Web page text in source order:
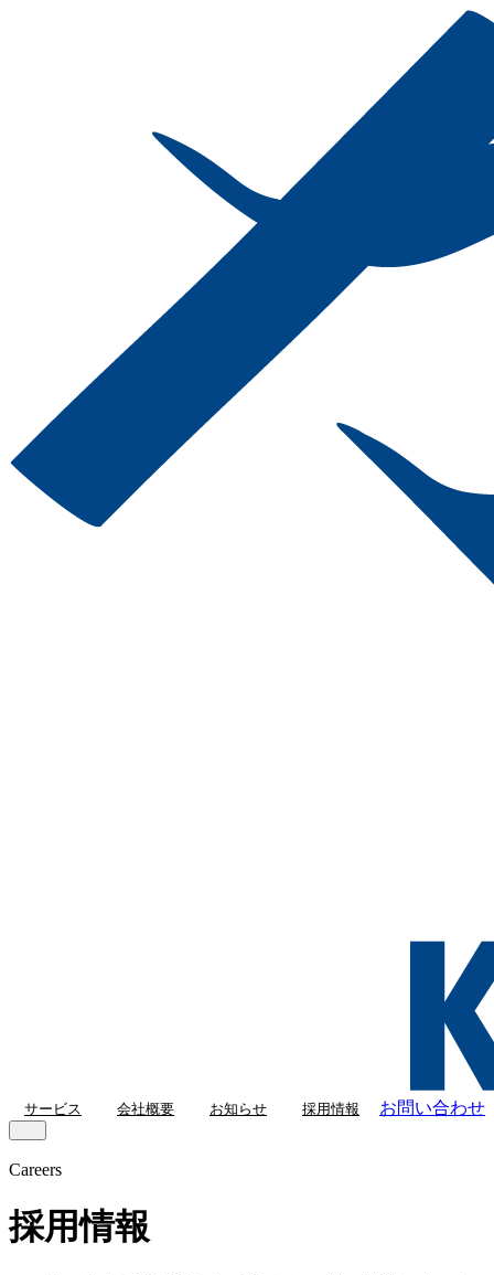
サービス 会社概要 お知らせ 採用情報 お問い合わせ
Careers
採用情報